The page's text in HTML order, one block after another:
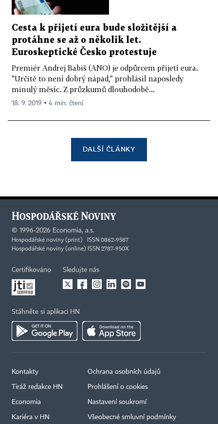
Cesta k přijetí eura bude složitější a
protáhne se až o několik let.
Euroskeptické Česko protestuje
Premiér Andrej Babiš (ANO) je odpůrcem přijetí eura.
"Určitě to není dobrý nápad," prohlásil naposledy
minulý měsíc. Z průzkumů dlouhodobě...
18. 9. 2019 ▪ 4 min. čtení
DALŠÍ ČLÁNKY
© 1996-2026 Economia, a.s.
Hospodářské noviny (print) ISSN 0862-9587
Hospodářské noviny (online) ISSN 2787-950X
Certifikováno Sledujte nás
Stáhněte si aplikaci HN
Kontakty
Tiráž redakce HN
Economia
Kariéra v HN
Ochrana osobních údajů
Prohlášení o cookies
Nastavení soukromí
Všeobecné smluvní podmínky